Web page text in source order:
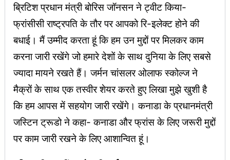
ब्रिटिश प्रधान मंत्री बोरिस जॉनसन ने ट्वीट किया-
फ्रांसीसी राष्ट्रपति के तौर पर आपको रि-इलेक्ट होने की
बधाई। मैं उम्मीद करता हूं कि हम उन मुद्दों पर मिलकर काम
करना जारी रखेंगे जो हमारे देशों के साथ दुनिया के लिए सबसे
ज्यादा मायने रखते हैं। जर्मन चांसलर ओलाफ स्कोल्ज ने
मैक्रों के साथ एक तस्वीर शेयर करते हुए लिखा मुझे खुशी है
कि हम आपस में सहयोग जारी रखेंगे। कनाडा के प्रधानमंत्री
जस्टिन ट्रूडो ने कहा- कनाडा और फ्रांस के लिए जरूरी मुद्दों
पर काम जारी रखने के लिए आशान्वित हूं।